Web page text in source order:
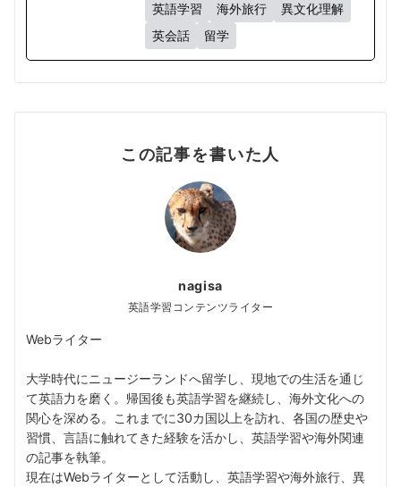
英語学習 海外旅行
異文化理解
英会話
留学
この記事を書いた人
nagisa
英語学習コンテンツライター
Webライター
大学時代にニュージーランドへ留学し、現地での生活を通じ
て英語力を磨く。帰国後も英語学習を継続し、海外文化への
関心を深める。これまでに30カ国以上を訪れ、各国の歴史や
習慣、言語に触れてきた経験を活かし、英語学習や海外関連
の記事を執筆。
現在はWebライターとして活動し、英語学習や海外旅行、異